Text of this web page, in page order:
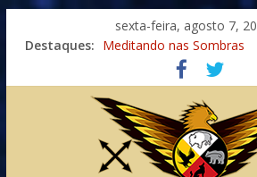
sexta-feira, agosto 7,
Destaques: Meditando nas Sombras
Autosuficiência: A
Xamanismo Universal
Totens – Caminho
Imaginação na Cura